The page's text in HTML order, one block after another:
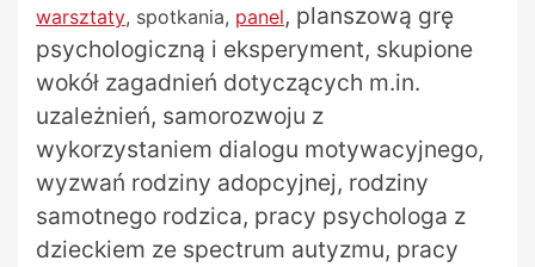
warsztaty, spotkania, panel, planszową grę
psychologiczną i eksperyment, skupione
wokół zagadnień dotyczących m.in.
uzależnień, samorozwoju z
wykorzystaniem dialogu motywacyjnego,
wyzwań rodziny adopcyjnej, rodziny
samotnego rodzica, pracy psychologa z
dzieckiem ze spectrum autyzmu, pracy